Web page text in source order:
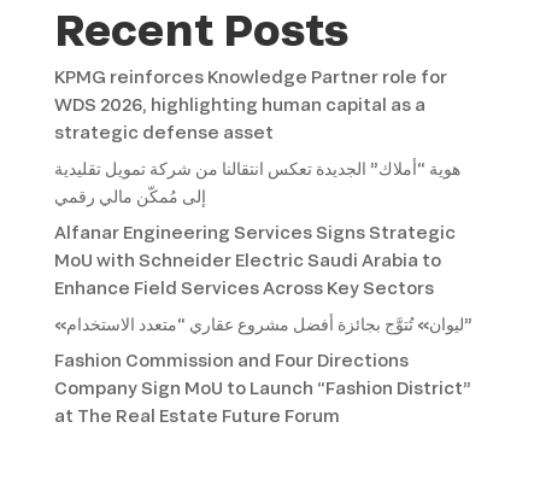
Recent Posts
KPMG reinforces Knowledge Partner role for
WDS 2026, highlighting human capital as a
strategic defense asset
هوية “أملاك” الجديدة تعكس انتقالنا من شركة تمويل تقليدية
إلى مُمكّن مالي رقمي
Alfanar Engineering Services Signs Strategic
MoU with Schneider Electric Saudi Arabia to
Enhance Field Services Across Key Sectors
«ليوان» تُتوَّج بجائزة أفضل مشروع عقاري “متعدد الاستخدام”
Fashion Commission and Four Directions
Company Sign MoU to Launch “Fashion District”
at The Real Estate Future Forum